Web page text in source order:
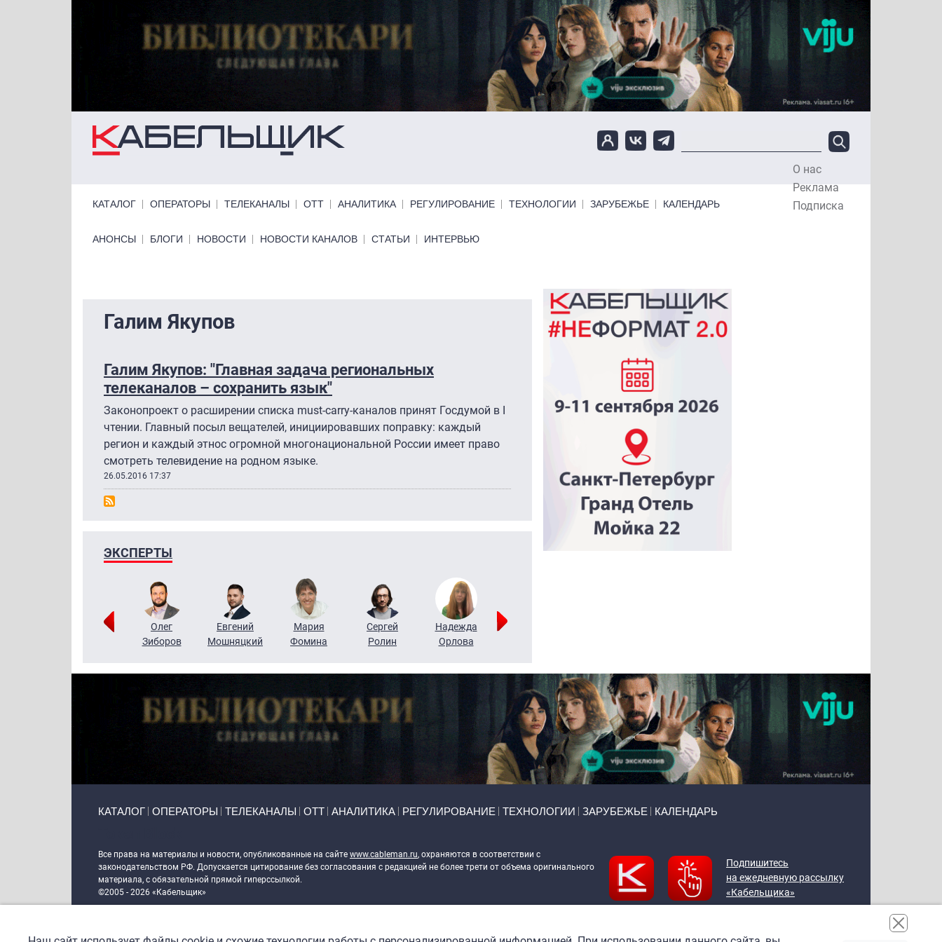
О нас
Реклама
Подписка
КАТАЛОГ ОПЕРАТОРЫ ТЕЛЕКАНАЛЫ ОТТ АНАЛИТИКА РЕГУЛИРОВАНИЕ ТЕХНОЛОГИИ ЗАРУБЕЖЬЕ КАЛЕНДАРЬ
Primary links bottom
АНОНСЫ БЛОГИ НОВОСТИ НОВОСТИ КАНАЛОВ СТАТЬИ ИНТЕРВЬЮ
Галим Якупов
Галим Якупов: "Главная задача региональных
телеканалов – сохранить язык"
Законопроект о расширении списка must-carry-каналов принят Госдумой в I
чтении. Главный посыл вещателей, инициировавших поправку: каждый
регион и каждый этнос огромной многонациональной России имеет право
смотреть телевидение на родном языке.
26.05.2016 17:37
ЭКСПЕРТЫ
Григорий
Олег
Зиборов
Евгений
Мошняцкий
Мария
Фомина
Сергей
Ролин
Надежда
Орлова
КАТАЛОГ ОПЕРАТОРЫ ТЕЛЕКАНАЛЫ ОТТ АНАЛИТИКА РЕГУЛИРОВАНИЕ ТЕХНОЛОГИИ ЗАРУБЕЖЬЕ КАЛЕНДАРЬ
Все права на материалы и новости, опубликованные на сайте www.cableman.ru, охраняются в соответствии с
законодательством РФ. Допускается цитирование без согласования с редакцией не более трети от объема оригинального
материала, с обязательной прямой гиперссылкой.
©2005 - 2026 «Кабельщик»
Подпишитесь
на ежедневную рассылку
«Кабельщика»